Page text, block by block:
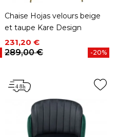
Chaise Hojas velours beige
et taupe Kare Design
Prix
231,20 €
Prix de base
289,00 €
-20%